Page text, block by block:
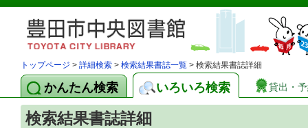
トップページ > 詳細検索 > 検索結果書誌一覧 > 検索結果書誌詳細
かんたん検索 いろいろ検索 貸出・
検索結果書誌詳細